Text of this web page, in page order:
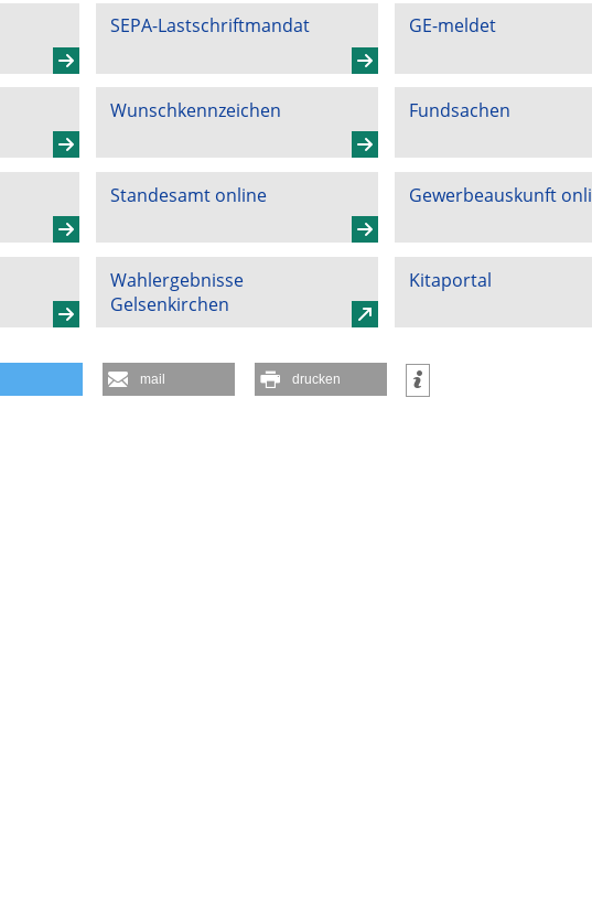
SEPA-Lastschriftmandat GE-meldet
Wunschkennzeichen Fundsachen
Standesamt online Gewerbeauskunft
Wahlergebnisse
Gelsenkirchen
Kitaportal
mail drucken